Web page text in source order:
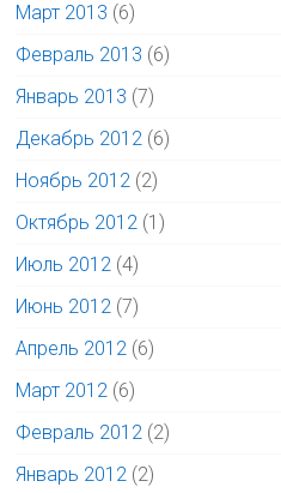
Март 2013 (6)
Февраль 2013 (6)
Январь 2013 (7)
Декабрь 2012 (6)
Ноябрь 2012 (2)
Октябрь 2012 (1)
Июль 2012 (4)
Июнь 2012 (7)
Апрель 2012 (6)
Март 2012 (6)
Февраль 2012 (2)
Январь 2012 (2)